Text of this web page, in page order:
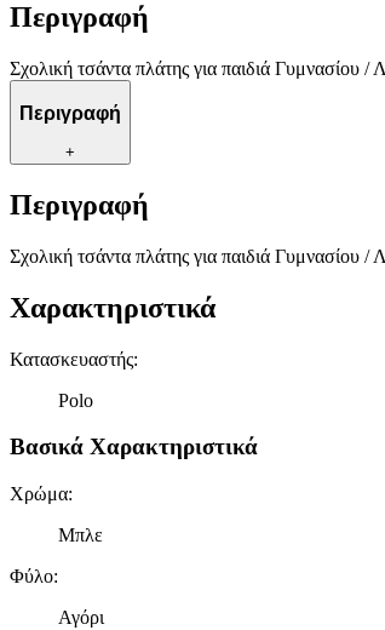
Περιγραφή
Σχολική τσάντα πλάτης για παιδιά Γυμνασίου
Περιγραφή
+
Περιγραφή
Σχολική τσάντα πλάτης για παιδιά Γυμνασίου
Χαρακτηριστικά
Κατασκευαστής:
Polo
Βασικά Χαρακτηριστικά
Χρώμα:
Μπλε
Φύλο:
Αγόρι